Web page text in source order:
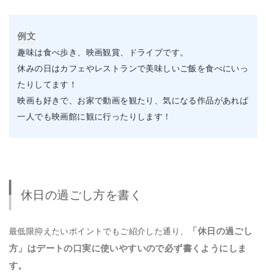
例文
趣味は食べ歩き、映画観賞、ドライブです。
休みの日はカフェやレストランで美味しいご飯を食べにいっ
たりしてます！
映画も好きで、お家で動画を観たり、気になる作品があれば
一人でも映画館に観に行ったりします！
休日の過ごし方を書く
最低限抑えたいポイントでもご紹介した通り、
「休日の過ごし
方」はデートの口実に使いやすいので必ず書くようにしま
す。